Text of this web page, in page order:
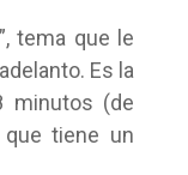
”, tema que le
Es la
minutos (de
tiene un